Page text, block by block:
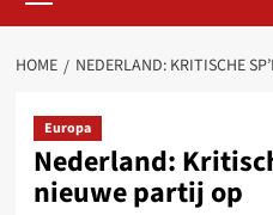
HOME NEDERLAND: KRITISCHE
Europa
Nederland:
nieuwe partij op